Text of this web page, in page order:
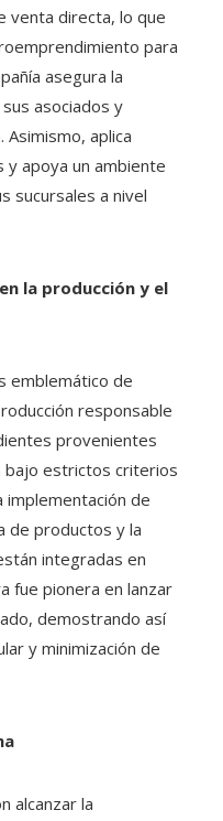
venta directa, lo que
para
asegura la
asociados y
aplica
apoya un ambiente
sucursales a nivel
la producción y el
emblemático de
responsable
provenientes
bajo estrictos criterios
implementación de
de productos y la
integradas en
fue pionera en lanzar
demostrando así
y minimización de
alcanzar la